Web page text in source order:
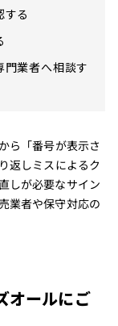
する
業者へ相談す
ら「番号が表示さ
返しミスによるク
しが必要なサイン
業者や保守対応の
オールにご